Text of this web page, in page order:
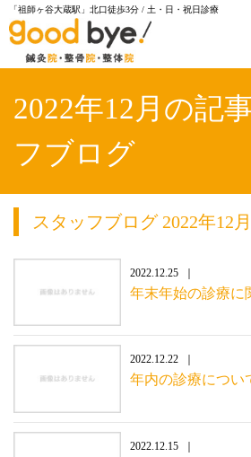
「祖師ヶ谷大蔵駅」北口徒歩3分 / 土・日・祝日診療
2022年12月の記
フブログ
スタッフブログ 2022年12
2022.12.25
年末年始の診療に
2022.12.22
年内の診療につい
2022.12.15